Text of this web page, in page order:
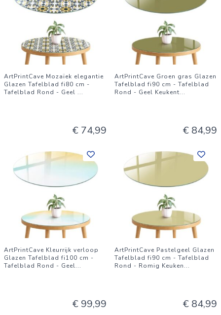
ArtPrintCave Mozaïek elegantie
Glazen Tafelblad fi80 cm -
Tafelblad Rond - Geel ...
€ 74,99
ArtPrintCave Groen gras Glazen
Tafelblad fi90 cm - Tafelblad
Rond - Geel Keukent...
€ 84,99
ArtPrintCave Kleurrijk verloop
Glazen Tafelblad fi100 cm -
Tafelblad Rond - Geel...
€ 99,99
ArtPrintCave Pastelgeel Glazen
Tafelblad fi90 cm - Tafelblad
Rond - Romig Keuken...
€ 84,99